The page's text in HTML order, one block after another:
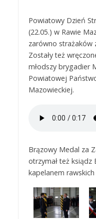
Powiatowy Dzień
(22.05.) w Rawie
zarówno strażaków
Zostały też
młodszy brygadier
Powiatowej
Mazowieckiej.
Brązowy Medal za
otrzymał też ksiądz
kapelanem